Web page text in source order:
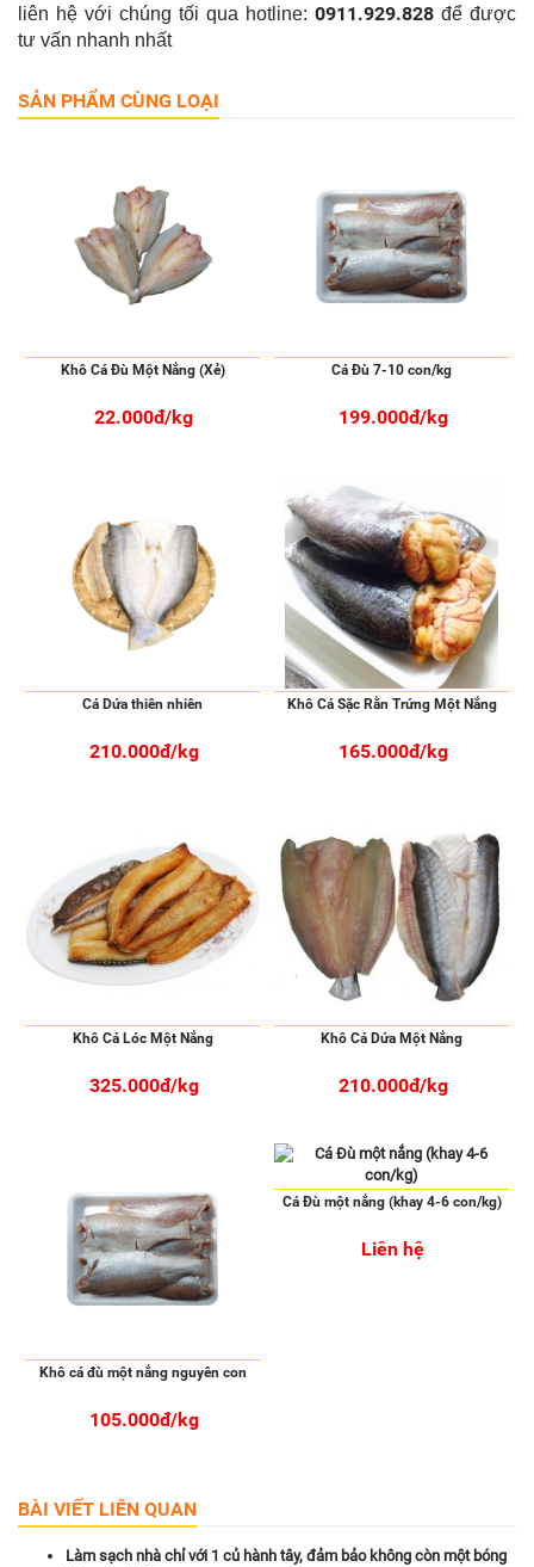
liên hệ với chúng tối qua hotline: 0911.929.828 để được
tư vấn nhanh nhất
SẢN PHẨM CÙNG LOẠI
Khô Cá Đù Một Nắng (Xẻ)
22.000đ/kg
Cá Đù 7-10 con/kg
199.000đ/kg
Cá Dứa thiên nhiên
210.000đ/kg
Khô Cá Sặc Rằn Trứng Một Nắng
165.000đ/kg
Khô Cá Lóc Một Nắng
325.000đ/kg
Khô Cá Dứa Một Nắng
210.000đ/kg
Khô cá đù một nắng nguyên con
105.000đ/kg
Cá Đù một nắng (khay 4-6 con/kg)
Liên hệ
BÀI VIẾT LIÊN QUAN
Làm sạch nhà chỉ với 1 củ hành tây, đảm bảo không còn một bóng